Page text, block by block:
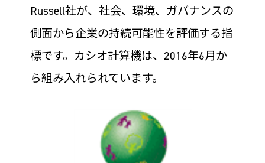
Russell社が、社会、環境、ガバナンスの
側面から企業の持続可能性を評価する指
標です。カシオ計算機は、2016年6月か
ら組み入れられています。